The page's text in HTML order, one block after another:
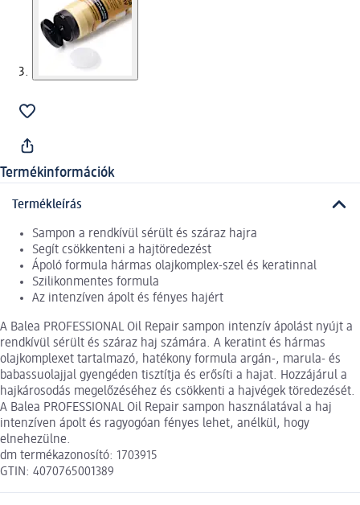
Termékinformációk
Termékleírás
Sampon a rendkívül sérült és száraz hajra
Segít csökkenteni a hajtöredezést
Ápoló formula hármas olajkomplex-szel és keratinnal
Szilikonmentes formula
Az intenzíven ápolt és fényes hajért
A Balea PROFESSIONAL Oil Repair sampon intenzív ápolást nyújt a
rendkívül sérült és száraz haj számára. A keratint és hármas
olajkomplexet tartalmazó, hatékony formula argán-, marula- és
babassuolajjal gyengéden tisztítja és erősíti a hajat. Hozzájárul a
hajkárosodás megelőzéséhez és csökkenti a hajvégek töredezését.
A Balea PROFESSIONAL Oil Repair sampon használatával a haj
intenzíven ápolt és ragyogóan fényes lehet, anélkül, hogy
elnehezülne.
dm termékazonosító: 1703915
GTIN: 4070765001389